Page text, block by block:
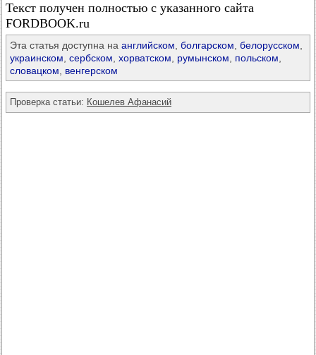
Текст получен полностью с указанного сайта
FORDBOOK.ru
Эта статья доступна на английском болгарском белорусском
украинском сербском хорватском румынском польском
словацком
венгерском
Проверка статьи: Кошелев Афанасий